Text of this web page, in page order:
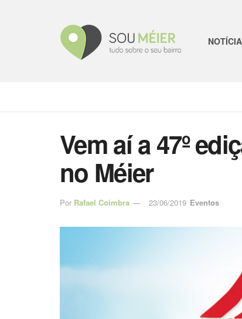
Vem aí a 47º
no Méier
Por Rafael Coimbra 23/06/2019 Eventos